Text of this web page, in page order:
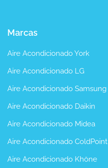
Marcas
Aire Acondicionado York
Aire Acondicionado LG
Aire Acondicionado Samsung
Aire Acondicionado Daikin
Aire Acondicionado Midea
Aire Acondicionado ColdPoint
Aire Acondicionado Khöne